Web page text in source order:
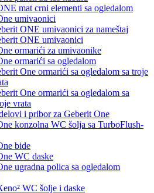
mat crni elementi sa ogledalom
umivaonici
ONE umivaonici za nameštaj
ONE umivaonici
ormarići za umivaonike
ormarići sa ogledalom
One ormarići sa ogledalom sa troje
One ormarići sa ogledalom sa
vrata
i pribor za Geberit One
konzolna WC šolja sa TurboFlush-
bide
WC daske
ugradna polica sa ogledalom
WC šolje i daske